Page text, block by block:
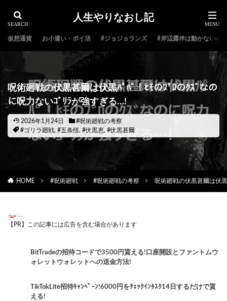
人生やりなおし記
仮想通貨 お小遣い・ポイ活 #ジョジョランズ #岸辺露伴は動かない
呪術廻戦の伏黒甚爾は伏黒ﾊﾟﾊﾟ！ﾋﾓのﾌﾟﾛのｸｽﾞなの
に呪力ないｺﾞﾘﾗが強すぎる…!
2026年1月24日
#呪術廻戦の考察
#ゴリラ廻戦, #五条悟, #伏黒恵, #伏黒甚爾
HOME #呪術廻戦 #呪術廻戦の考察 呪術廻戦の伏黒甚爾は伏
【PR】この記事には広告を含む場合があります
BitTradeの招待コードで3500円貰える!口座開設とファントムウ
ォレットウォレットへの送金方法!
TikTokLite招待ｷｬﾝﾍﾟｰﾝ!6000円をﾁｪｯｸｲﾝﾀｽｸ14日するだけで貰
える!